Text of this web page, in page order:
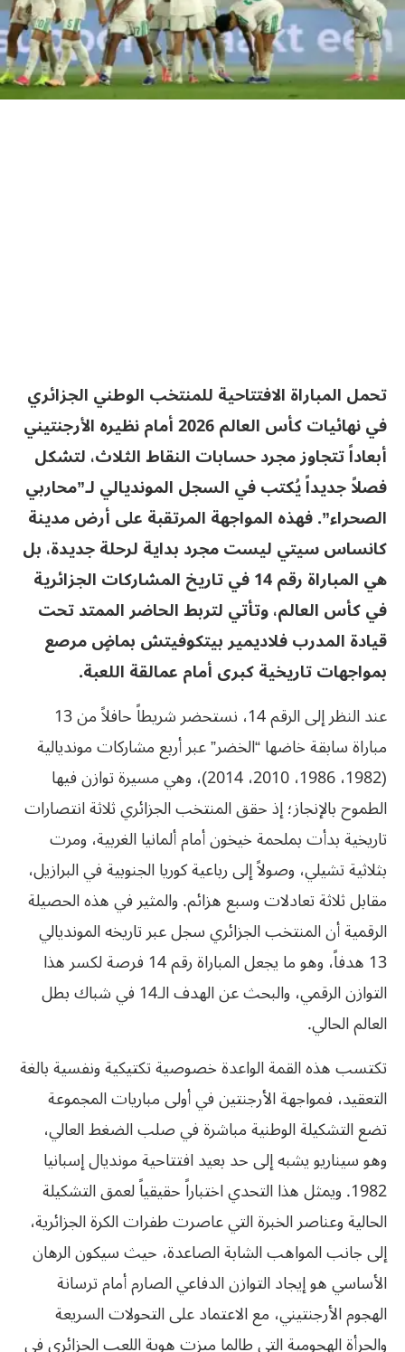
تحمل المباراة الافتتاحية للمنتخب الوطني الجزائري
في نهائيات كأس العالم 2026 أمام نظيره الأرجنتيني
أبعاداً تتجاوز مجرد حسابات النقاط الثلاث، لتشكل
فصلاً جديداً يُكتب في السجل المونديالي لـ”محاربي
الصحراء”. فهذه المواجهة المرتقبة على أرض مدينة
كانساس سيتي ليست مجرد بداية لرحلة جديدة، بل
هي المباراة رقم 14 في تاريخ المشاركات الجزائرية
في كأس العالم، وتأتي لتربط الحاضر الممتد تحت
قيادة المدرب فلاديمير بيتكوفيتش بماضٍ مرصع
بمواجهات تاريخية كبرى أمام عمالقة اللعبة.
عند النظر إلى الرقم 14، نستحضر شريطاً حافلاً من 13
مباراة سابقة خاضها “الخضر” عبر أربع مشاركات مونديالية
(1982، 1986، 2010، 2014)، وهي مسيرة توازن فيها
الطموح بالإنجاز؛ إذ حقق المنتخب الجزائري ثلاثة انتصارات
تاريخية بدأت بملحمة خيخون أمام ألمانيا الغربية، ومرت
بثلاثية تشيلي، وصولاً إلى رباعية كوريا الجنوبية في البرازيل،
مقابل ثلاثة تعادلات وسبع هزائم. والمثير في هذه الحصيلة
الرقمية أن المنتخب الجزائري سجل عبر تاريخه المونديالي
13 هدفاً، وهو ما يجعل المباراة رقم 14 فرصة لكسر هذا
التوازن الرقمي، والبحث عن الهدف الـ14 في شباك بطل
العالم الحالي.
تكتسب هذه القمة الواعدة خصوصية تكتيكية ونفسية بالغة
التعقيد، فمواجهة الأرجنتين في أولى مباريات المجموعة
تضع التشكيلة الوطنية مباشرة في صلب الضغط العالي،
وهو سيناريو يشبه إلى حد بعيد افتتاحية مونديال إسبانيا
1982. ويمثل هذا التحدي اختباراً حقيقياً لعمق التشكيلة
الحالية وعناصر الخبرة التي عاصرت طفرات الكرة الجزائرية،
إلى جانب المواهب الشابة الصاعدة، حيث سيكون الرهان
الأساسي هو إيجاد التوازن الدفاعي الصارم أمام ترسانة
الهجوم الأرجنتيني، مع الاعتماد على التحولات السريعة
والجرأة الهجومية التي طالما ميزت هوية اللعب الجزائري في